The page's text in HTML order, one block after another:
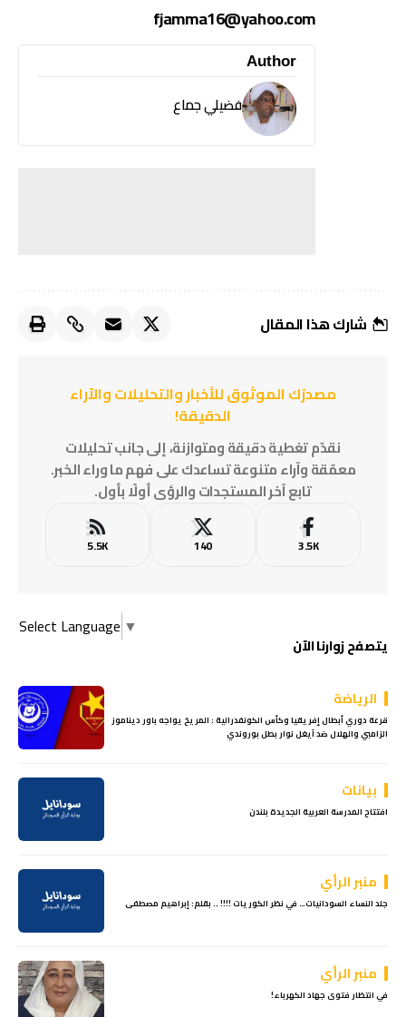
fjamma16@yahoo.com
Author
فضيلي جماع
شارك هذا المقال
مصدرُك الموثوق للأخبار والتحليلات والآراء
الدقيقة!
نقدّم تغطية دقيقة ومتوازنة، إلى جانب تحليلات
معمّقة وآراء متنوعة تساعدك على فهم ما وراء الخبر.
تابع آخر المستجدات والرؤى أولًا بأول.
3.5K
140
5.5K
Select Language ▼
يتصفح زوارنا الآن
الرياضة
قرعة دوري أبطال إفريقيا وكأس الكونفدرالية : المريخ يواجه باور ديناموز
الزامبي والهلال ضد آيغل نوار بطل بوروندي
بيانات
افتتاح المدرسة العربية الجديدة بلندن
منبر الرأي
جلد النساء السودانيات… في نظر الكوريات !!!! .. بقلم: إبراهيم مصطفى
منبر الرأي
في انتظار فتوى جهاد الكهرباء!